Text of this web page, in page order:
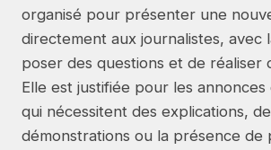
organisé pour présenter une
directement aux journalistes, avec
poser des questions et de réaliser
Elle est justifiée pour les
qui nécessitent des explications,
démonstrations ou la présence de